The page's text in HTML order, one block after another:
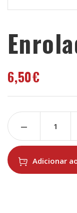
6,50€
Adicionar